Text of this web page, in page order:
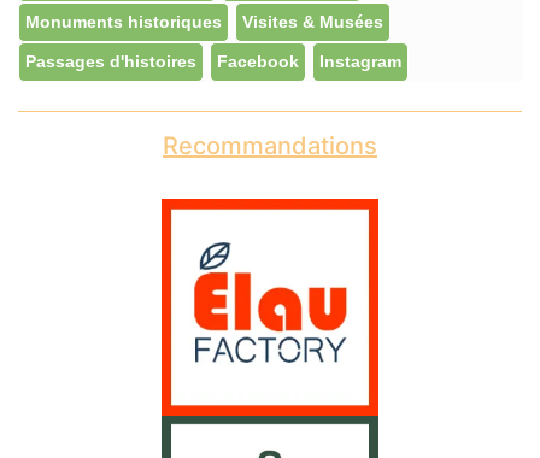
Monuments historiques Visites & Musées
Passages d'histoires Facebook Instagram
Recommandations